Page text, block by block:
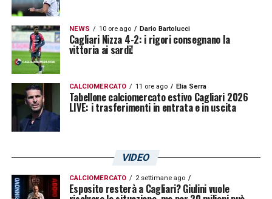
NEWS 10 ore ago Dario Bartolucci
Cagliari Nizza 4-2: i rigori consegnano la
vittoria ai sardi!
CALCIOMERCATO 11 ore ago Elia Serra
Tabellone calciomercato estivo Cagliari 2026
LIVE: i trasferimenti in entrata e in uscita
VIDEO
CALCIOMERCATO 2 settimane ago
Esposito resterà a Cagliari? Giulini vuole